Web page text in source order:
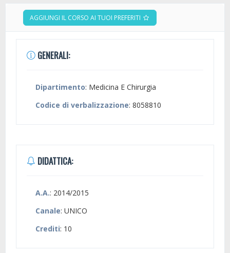
AGGIUNGI IL CORSO AI TUOI PREFERITI
GENERALI:
Dipartimento: Medicina E Chirurgia
Codice di verbalizzazione: 8058810
DIDATTICA:
A.A.: 2014/2015
Canale: UNICO
Crediti: 10